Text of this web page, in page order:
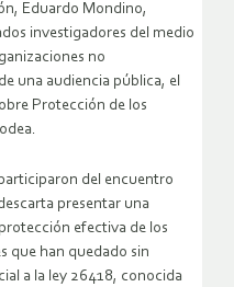
Eduardo Mondino,
investigadores del medio
no
una audiencia pública, el
Protección de los
del encuentro
presentar una
efectiva de los
que han quedado sin
a la ley 26418, conocida